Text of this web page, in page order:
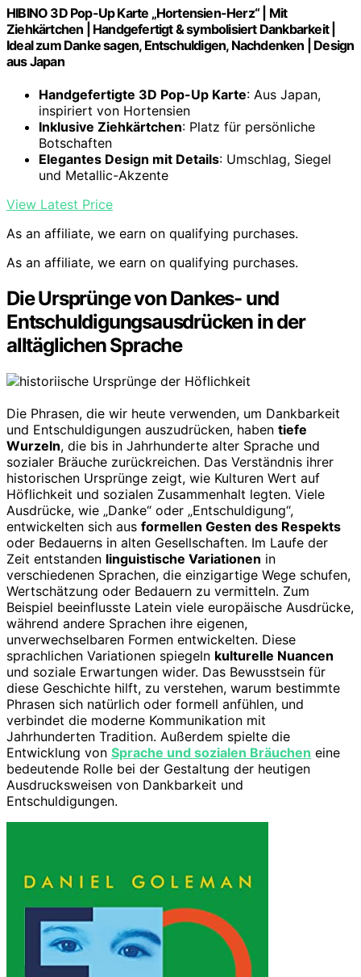
HIBINO 3D Pop-Up Karte „Hortensien-Herz“ | Mit
Ziehkärtchen | Handgefertigt & symbolisiert Dankbarkeit |
Ideal zum Danke sagen, Entschuldigen, Nachdenken | Design
aus Japan
Handgefertigte 3D Pop-Up Karte: Aus Japan,
inspiriert von Hortensien
Inklusive Ziehkärtchen: Platz für persönliche
Botschaften
Elegantes Design mit Details: Umschlag, Siegel
und Metallic-Akzente
View Latest Price
As an affiliate, we earn on qualifying purchases.
As an affiliate, we earn on qualifying purchases.
Die Ursprünge von Dankes- und
Entschuldigungsausdrücken in der
alltäglichen Sprache
Die Phrasen, die wir heute verwenden, um Dankbarkeit
und Entschuldigungen auszudrücken, haben tiefe
Wurzeln, die bis in Jahrhunderte alter Sprache und
sozialer Bräuche zurückreichen. Das Verständnis ihrer
historischen Ursprünge zeigt, wie Kulturen Wert auf
Höflichkeit und sozialen Zusammenhalt legten. Viele
Ausdrücke, wie „Danke“ oder „Entschuldigung“,
entwickelten sich aus formellen Gesten des Respekts
oder Bedauerns in alten Gesellschaften. Im Laufe der
Zeit entstanden linguistische Variationen in
verschiedenen Sprachen, die einzigartige Wege schufen,
Wertschätzung oder Bedauern zu vermitteln. Zum
Beispiel beeinflusste Latein viele europäische Ausdrücke,
während andere Sprachen ihre eigenen,
unverwechselbaren Formen entwickelten. Diese
sprachlichen Variationen spiegeln kulturelle Nuancen
und soziale Erwartungen wider. Das Bewusstsein für
diese Geschichte hilft, zu verstehen, warum bestimmte
Phrasen sich natürlich oder formell anfühlen, und
verbindet die moderne Kommunikation mit
Jahrhunderten Tradition. Außerdem spielte die
Entwicklung von Sprache und sozialen Bräuchen eine
bedeutende Rolle bei der Gestaltung der heutigen
Ausdrucksweisen von Dankbarkeit und
Entschuldigungen.